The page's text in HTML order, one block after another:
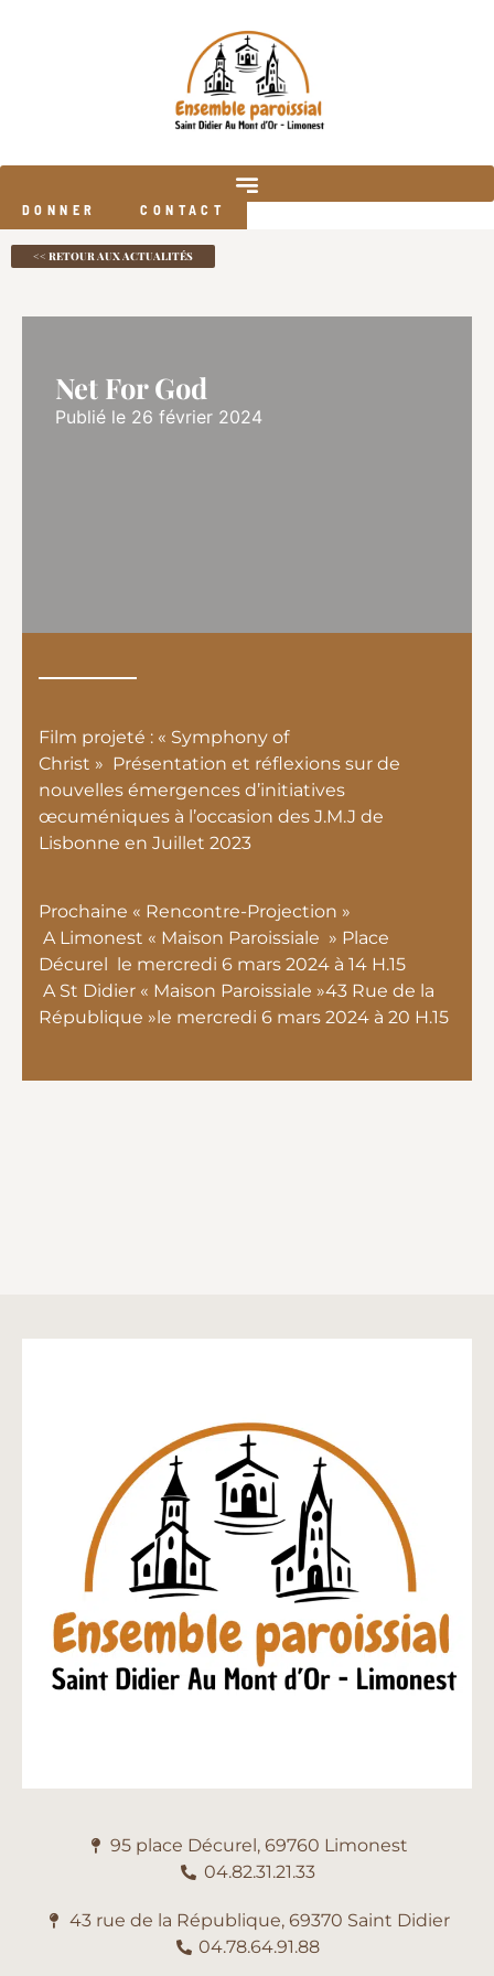
DONNER CONTACT
<< RETOUR AUX ACTUALITÉS
Net For God
Publié le 26 février 2024
Film projeté : « Symphony of
Christ » Présentation et réflexions sur de
nouvelles émergences d’initiatives
œcuméniques à l’occasion des J.M.J de
Lisbonne en Juillet 2023
Prochaine « Rencontre-Projection »
A Limonest « Maison Paroissiale » Place
Décurel le mercredi 6 mars 2024 à 14 H.15
A St Didier « Maison Paroissiale »43 Rue de la
République »le mercredi 6 mars 2024 à 20 H.15
95 place Décurel, 69760 Limonest
04.82.31.21.33
43 rue de la République, 69370 Saint Didier
04.78.64.91.88